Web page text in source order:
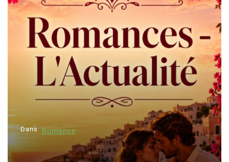
Dans Romance